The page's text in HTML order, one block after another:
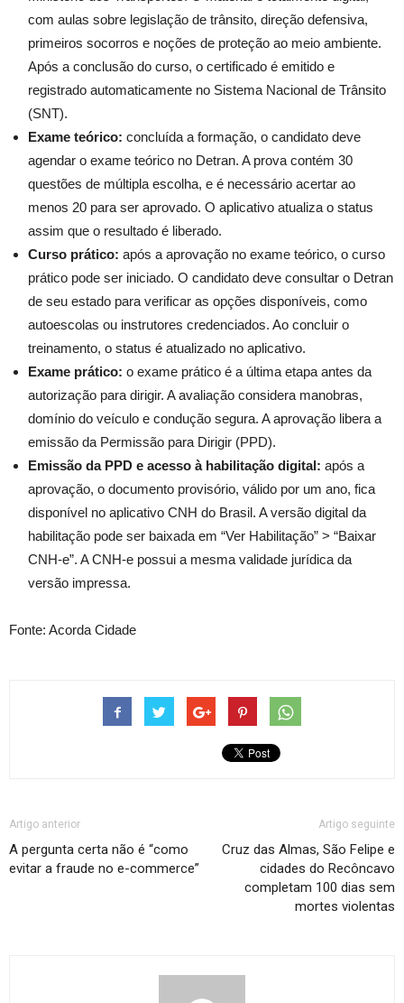
com aulas sobre legislação de trânsito, direção defensiva,
primeiros socorros e noções de proteção ao meio ambiente.
Após a conclusão do curso, o certificado é emitido e
registrado automaticamente no Sistema Nacional de Trânsito
(SNT).
Exame teórico: concluída a formação, o candidato deve
agendar o exame teórico no Detran. A prova contém 30
questões de múltipla escolha, e é necessário acertar ao
menos 20 para ser aprovado. O aplicativo atualiza o status
assim que o resultado é liberado.
Curso prático: após a aprovação no exame teórico, o curso
prático pode ser iniciado. O candidato deve consultar o Detran
de seu estado para verificar as opções disponíveis, como
autoescolas ou instrutores credenciados. Ao concluir o
treinamento, o status é atualizado no aplicativo.
Exame prático: o exame prático é a última etapa antes da
autorização para dirigir. A avaliação considera manobras,
domínio do veículo e condução segura. A aprovação libera a
emissão da Permissão para Dirigir (PPD).
Emissão da PPD e acesso à habilitação digital: após a
aprovação, o documento provisório, válido por um ano, fica
disponível no aplicativo CNH do Brasil. A versão digital da
habilitação pode ser baixada em “Ver Habilitação” > “Baixar
CNH-e”. A CNH-e possui a mesma validade jurídica da
versão impressa.
Fonte: Acorda Cidade
Artigo anterior
A pergunta certa não é “como
evitar a fraude no e-commerce”
Artigo seguinte
Cruz das Almas, São Felipe e
cidades do Recôncavo
completam 100 dias sem
mortes violentas